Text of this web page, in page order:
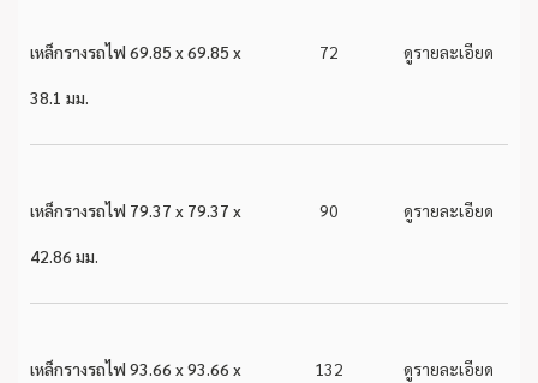
เหล็กรางรถไฟ 69.85 x 69.85 x
38.1 มม.
72 ดูรายละเอียด
เหล็กรางรถไฟ 79.37 x 79.37 x
42.86 มม.
90 ดูรายละเอียด
เหล็กรางรถไฟ 93.66 x 93.66 x 132 ดูรายละเอียด